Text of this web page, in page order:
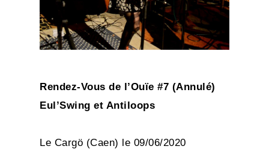
Rendez-Vous de l’Ouïe #7 (Annulé)
Eul’Swing et Antiloops
Le Cargö (Caen) le 09/06/2020